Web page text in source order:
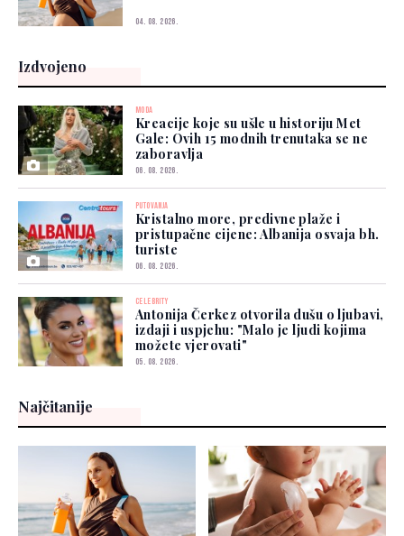
04. 08. 2026.
Izdvojeno
MODA
Kreacije koje su ušle u historiju Met
Gale: Ovih 15 modnih trenutaka se ne
zaboravlja
06. 08. 2026.
PUTOVANJA
Kristalno more, predivne plaže i
pristupačne cijene: Albanija osvaja bh.
turiste
06. 08. 2026.
CELEBRITY
Antonija Čerkez otvorila dušu o ljubavi,
izdaji i uspjehu: "Malo je ljudi kojima
možete vjerovati"
05. 08. 2026.
Najčitanije